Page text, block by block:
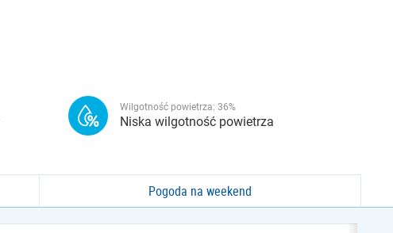
Wilgotność powietrza: 36%
Niska wilgotność powietrza
Pogoda na weekend